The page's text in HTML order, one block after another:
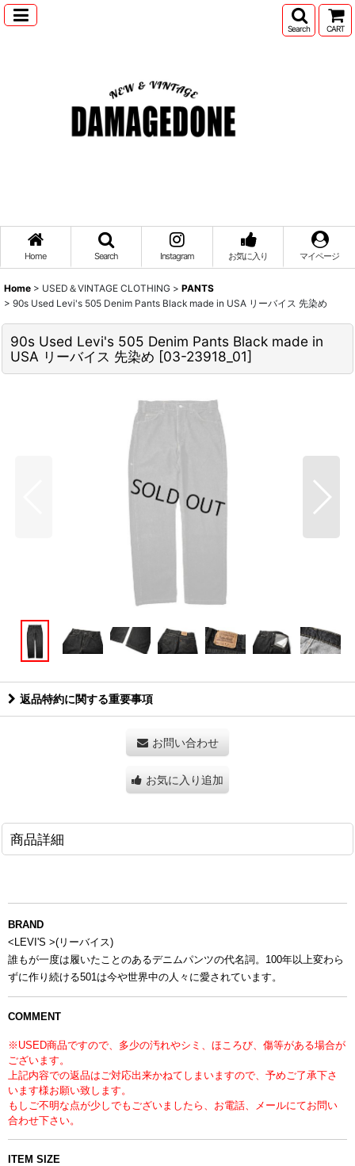
Search CART
Home Search Instagram お気に入り マイページ
Home > USED＆VINTAGE CLOTHING > PANTS
> 90s Used Levi's 505 Denim Pants Black made in USA リーバイス 先染め
90s Used Levi's 505 Denim Pants Black made in
USA リーバイス 先染め [03-23918_01]
返品特約に関する重要事項
お問い合わせ
お気に入り追加
商品詳細
BRAND
<LEVI'S >(リーバイス)
誰もが一度は履いたことのあるデニムパンツの代名詞。100年以上変わら
ずに作り続ける501は今や世界中の人々に愛されています。
COMMENT
※USED商品ですので、多少の汚れやシミ、ほころび、傷等がある場合が
ございます。
上記内容での返品はご対応出来かねてしまいますので、予めご了承下さ
います様お願い致します。
もしご不明な点が少しでもございましたら、お電話、メールにてお問い
合わせ下さい。
ITEM SIZE